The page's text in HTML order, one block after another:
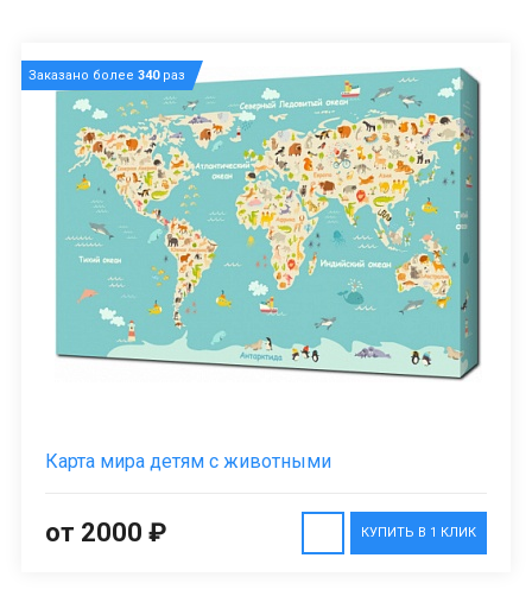
Заказано более 340раз
Карта мира детям с животными
КУПИТЬ В 1 КЛИК
от 2000 ₽